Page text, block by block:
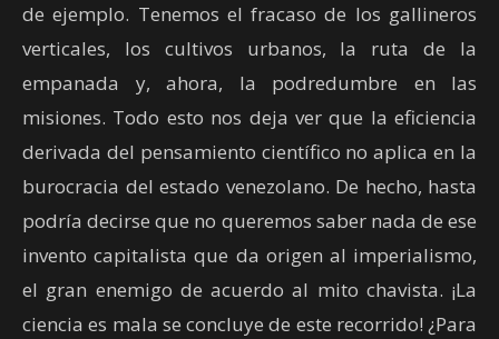
de ejemplo. Tenemos el fracaso de los gallineros
verticales, los cultivos urbanos, la ruta de la
empanada y, ahora, la podredumbre en las
misiones. Todo esto nos deja ver que la eficiencia
derivada del pensamiento científico no aplica en la
burocracia del estado venezolano. De hecho, hasta
podría decirse que no queremos saber nada de ese
invento capitalista que da origen al imperialismo,
el gran enemigo de acuerdo al mito chavista. ¡La
ciencia es mala se concluye de este recorrido! ¿Para